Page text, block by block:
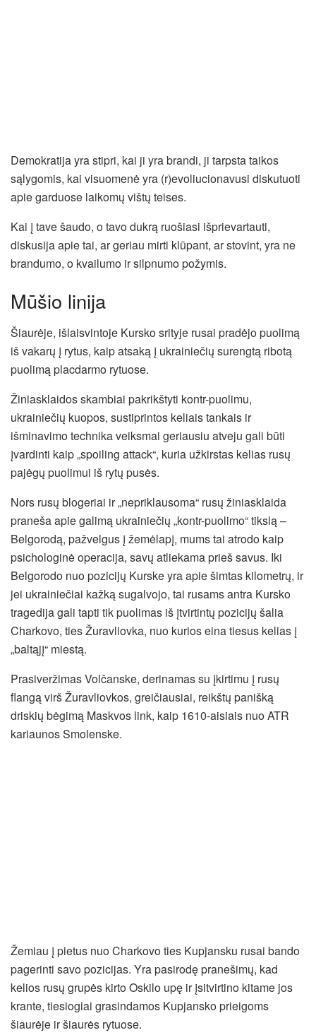
Demokratija yra stipri, kai ji yra brandi, ji tarpsta taikos
sąlygomis, kai visuomenė yra (r)evoliucionavusi diskutuoti
apie garduose laikomų vištų teises.
Kai į tave šaudo, o tavo dukrą ruošiasi išprievartauti,
diskusija apie tai, ar geriau mirti klūpant, ar stovint, yra ne
brandumo, o kvailumo ir silpnumo požymis.
Mūšio linija
Šiaurėje, išlaisvintoje Kursko srityje rusai pradėjo puolimą
iš vakarų į rytus, kaip atsaką į ukrainiečių surengtą ribotą
puolimą placdarmo rytuose.
Žiniasklaidos skambiai pakrikštyti kontr-puolimu,
ukrainiečių kuopos, sustiprintos keliais tankais ir
išminavimo technika veiksmai geriausiu atveju gali būti
įvardinti kaip „spoiling attack“, kuria užkirstas kelias rusų
pajėgų puolimui iš rytų pusės.
Nors rusų blogeriai ir „nepriklausoma“ rusų žiniasklaida
praneša apie galimą ukrainiečių „kontr-puolimo“ tikslą –
Belgorodą, pažvelgus į žemėlapį, mums tai atrodo kaip
psichologinė operacija, savų atliekama prieš savus. Iki
Belgorodo nuo pozicijų Kurske yra apie šimtas kilometrų, ir
jei ukrainiečiai kažką sugalvojo, tai rusams antra Kursko
tragedija gali tapti tik puolimas iš įtvirtintų pozicijų šalia
Charkovo, ties Žuravliovka, nuo kurios eina tiesus kelias į
„baltąjį“ miestą.
Prasiveržimas Volčanske, derinamas su įkirtimu į rusų
flangą virš Žuravliovkos, greičiausiai, reikštų panišką
driskių bėgimą Maskvos link, kaip 1610-aisiais nuo ATR
kariaunos Smolenske.
Žemiau į pietus nuo Charkovo ties Kupjansku rusai bando
pagerinti savo pozicijas. Yra pasirodę pranešimų, kad
kelios rusų grupės kirto Oskilo upę ir įsitvirtino kitame jos
krante, tiesiogiai grasindamos Kupjansko prieigoms
šiaurėje ir šiaurės rytuose.